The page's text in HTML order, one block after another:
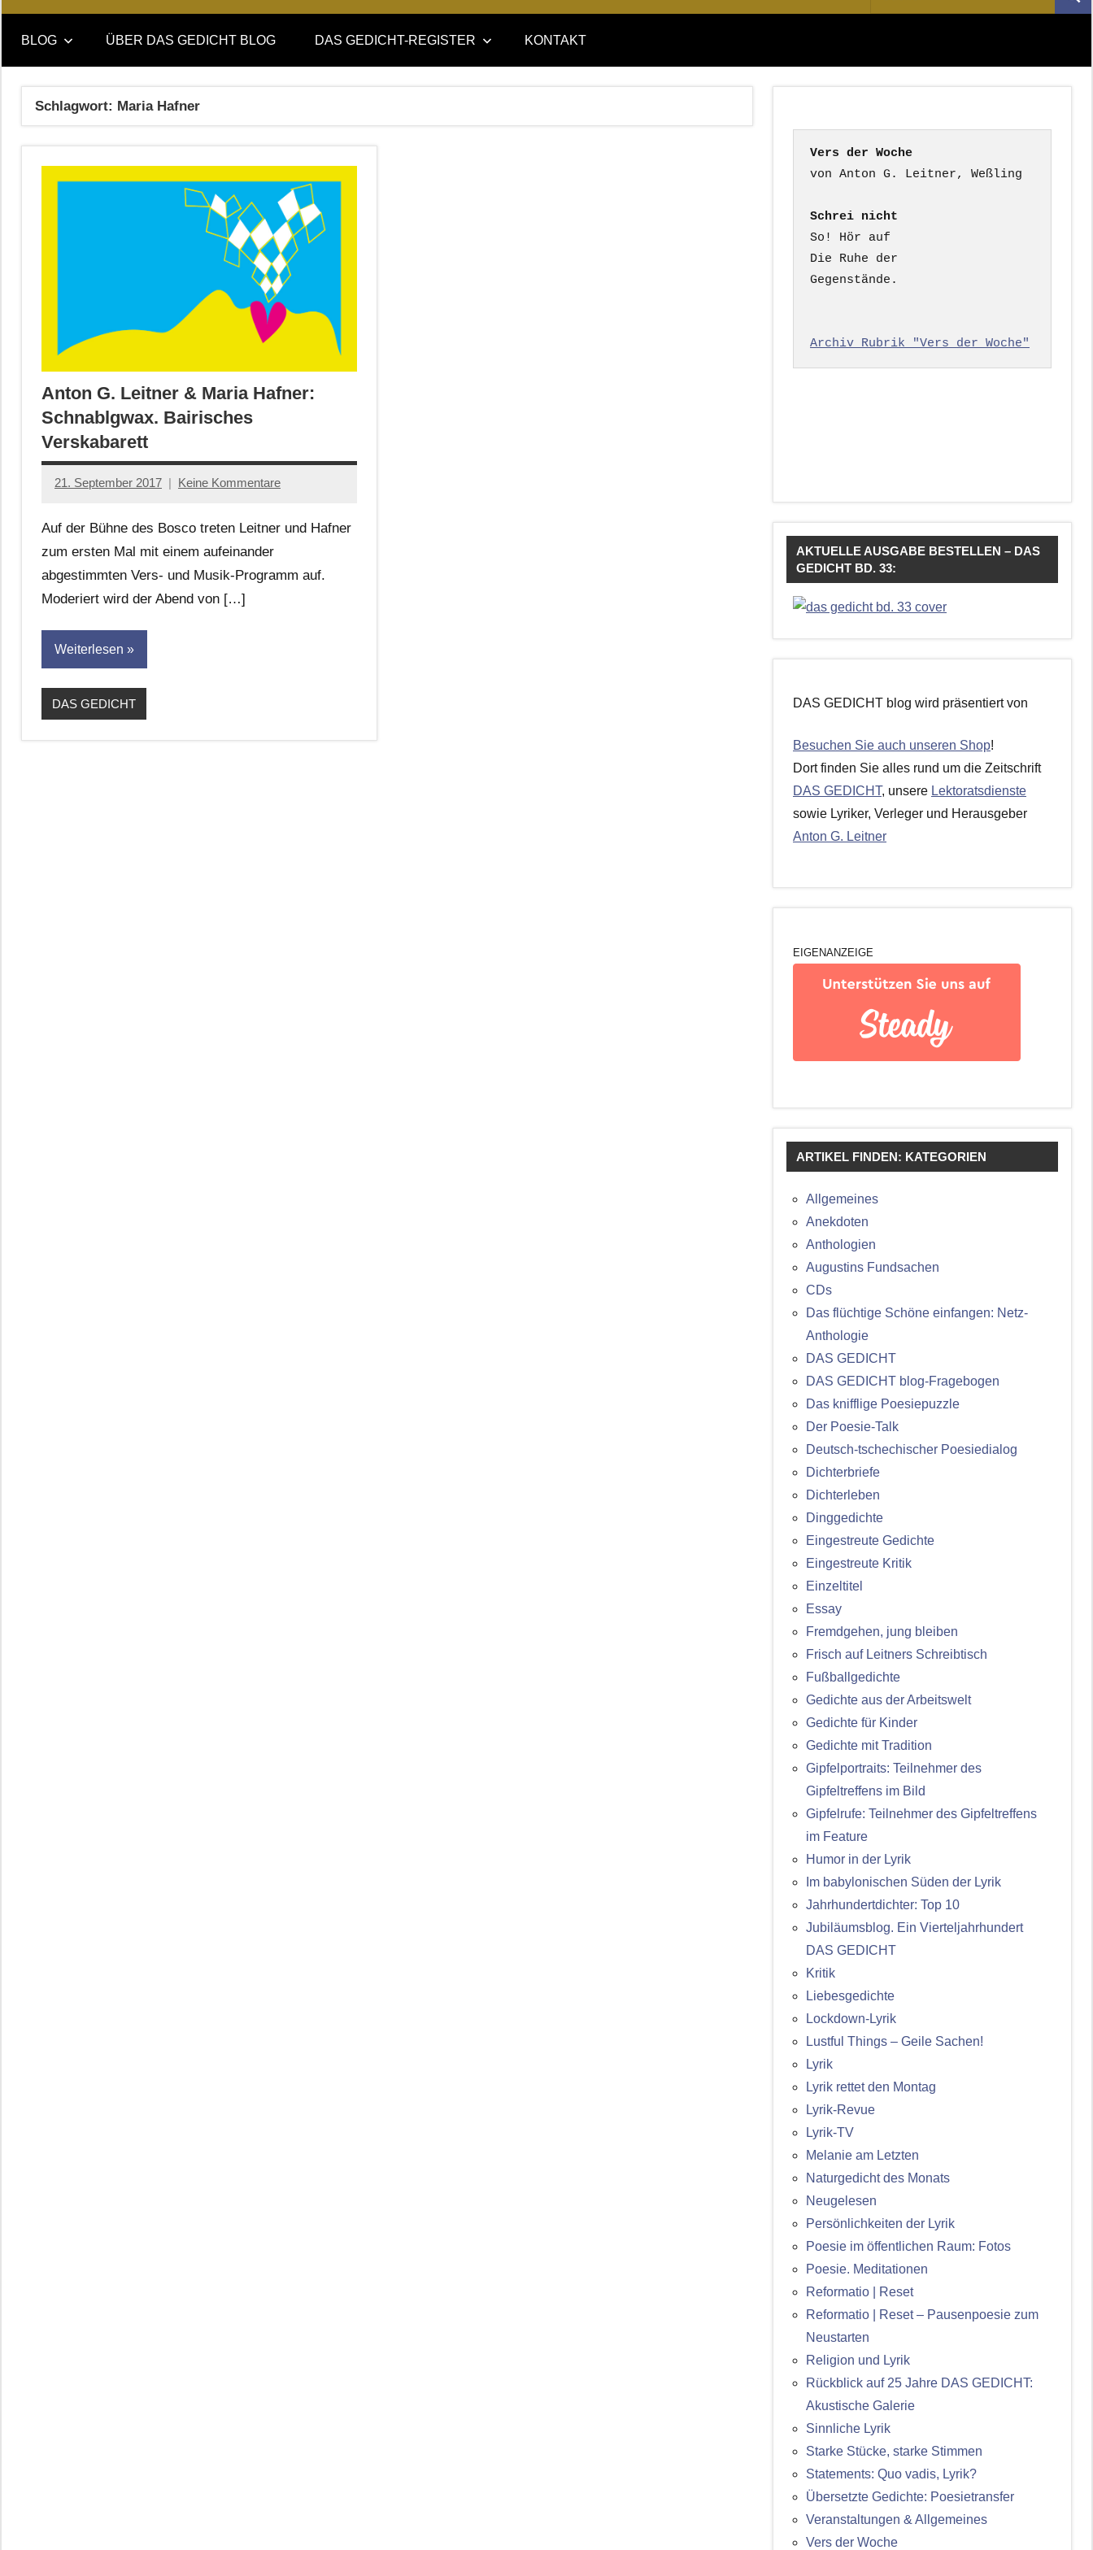
DAS
GEDICHT
blog
DAS
GEDICHT.
Zeitschrift
nach:
BLOG ÜBER DAS GEDICHT BLOG DAS GEDICHT-REGISTER KONTAKT
Schlagwort: Maria Hafner
Anton G. Leitner & Maria Hafner:
Schnablgwax. Bairisches
Verskabarett
21. September 2017
Anton
Leitner
Keine Kommentare
Auf der Bühne des Bosco treten Leitner und Hafner
zum ersten Mal mit einem aufeinander
abgestimmten Vers- und Musik-Programm auf.
Moderiert wird der Abend von […]
Weiterlesen
DAS GEDICHT
Vers der Woche
Schrei nicht
So! Hör auf
Die Ruhe der
Gegenstände.
Archiv Rubrik "Vers der Woche"
AKTUELLE AUSGABE BESTELLEN – DAS
GEDICHT BD. 33:
DAS GEDICHT blog wird präsentiert von
Besuchen Sie auch unseren Shop!
Dort finden Sie alles rund um die Zeitschrift
DAS GEDICHT, unsere Lektoratsdienste
sowie Lyriker, Verleger und Herausgeber
Anton G. Leitner
EIGENANZEIGE
ARTIKEL FINDEN: KATEGORIEN
Allgemeines
Anekdoten
Anthologien
Augustins Fundsachen
CDs
Das flüchtige Schöne einfangen: Netz-
Anthologie
DAS GEDICHT
DAS GEDICHT blog-Fragebogen
Das knifflige Poesiepuzzle
Der Poesie-Talk
Deutsch-tschechischer Poesiedialog
Dichterbriefe
Dichterleben
Dinggedichte
Eingestreute Gedichte
Eingestreute Kritik
Einzeltitel
Essay
Fremdgehen, jung bleiben
Frisch auf Leitners Schreibtisch
Fußballgedichte
Gedichte aus der Arbeitswelt
Gedichte für Kinder
Gedichte mit Tradition
Gipfelportraits: Teilnehmer des
Gipfeltreffens im Bild
Gipfelrufe: Teilnehmer des Gipfeltreffens
im Feature
Humor in der Lyrik
Im babylonischen Süden der Lyrik
Jahrhundertdichter: Top 10
Jubiläumsblog. Ein Vierteljahrhundert
DAS GEDICHT
Kritik
Liebesgedichte
Lockdown-Lyrik
Lustful Things – Geile Sachen!
Lyrik
Lyrik rettet den Montag
Lyrik-Revue
Lyrik-TV
Melanie am Letzten
Naturgedicht des Monats
Neugelesen
Persönlichkeiten der Lyrik
Poesie im öffentlichen Raum: Fotos
Poesie. Meditationen
Reformatio | Reset
Reformatio | Reset – Pausenpoesie zum
Neustarten
Religion und Lyrik
Rückblick auf 25 Jahre DAS GEDICHT:
Akustische Galerie
Sinnliche Lyrik
Starke Stücke, starke Stimmen
Statements: Quo vadis, Lyrik?
Übersetzte Gedichte: Poesietransfer
Veranstaltungen & Allgemeines
Vers der Woche